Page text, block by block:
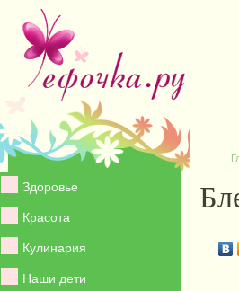
Здоровье
Красота
Кулинария
Наши дети